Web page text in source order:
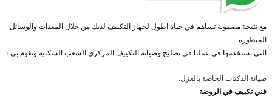
مع نتيجة مضمونة تساهم في حياة اطول لجهاز التكييف لديك من خلال المعدات والوسائل
المتطورة
التي نستخدمها في عملنا في تصليح وصيانة التكييف المركزي الشعب السكنية ونقوم بي :
صيانة الدكتات الخاصة بالعزل.
فني تكييف في الروضة